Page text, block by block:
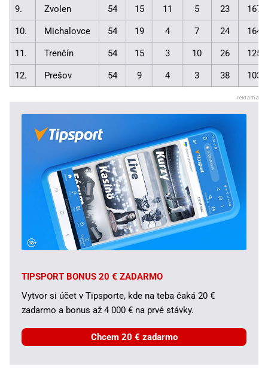
9. Zvolen 54 15 11 5 23
10. Michalovce 54 19 4 7 24
11. Trenčín 54 15 3 10 26
12. Prešov 54 9 4 3 38
TIPSPORT BONUS 20 € ZADARMO
Vytvor si účet v Tipsporte, kde na teba čaká 20 €
zadarmo a bonus až 4 000 € na prvé stávky.
Chcem 20 € zadarmo